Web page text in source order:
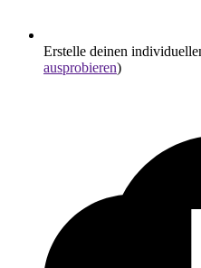
Erstelle deinen
ausprobieren)